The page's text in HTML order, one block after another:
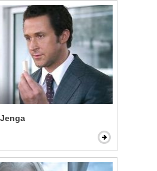
Short - Jenga